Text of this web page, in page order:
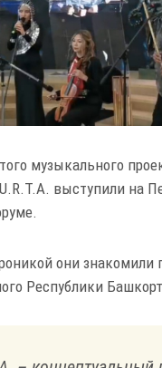
музыкального
выступили на
они знакомили
Республики